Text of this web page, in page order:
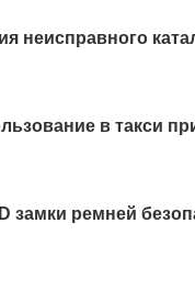
неисправного
в такси
замки ремней